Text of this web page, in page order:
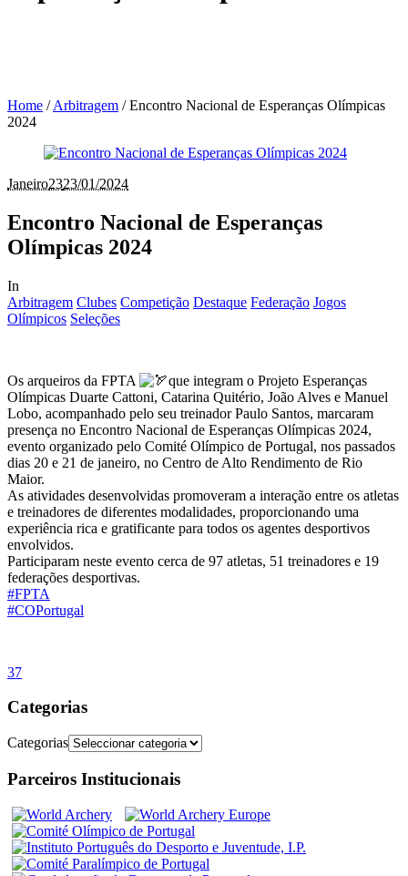
Home /Arbitragem /Encontro Nacional de Esperanças Olímpicas
2024
Janeiro2323/01/2024
Encontro Nacional de Esperanças
Olímpicas 2024
In
Arbitragem Clubes Competição Destaque Federação Jogos
Olímpicos Seleções
Os arqueiros da FPTA
que integram o Projeto Esperanças
Olímpicas Duarte Cattoni, Catarina Quitério, João Alves e Manuel
Lobo, acompanhado pelo seu treinador Paulo Santos, marcaram
presença no Encontro Nacional de Esperanças Olímpicas 2024,
evento organizado pelo Comité Olímpico de Portugal, nos passados
dias 20 e 21 de janeiro, no Centro de Alto Rendimento de Rio
Maior.
As atividades desenvolvidas promoveram a interação entre os atletas
e treinadores de diferentes modalidades, proporcionando uma
experiência rica e gratificante para todos os agentes desportivos
envolvidos.
Participaram neste evento cerca de 97 atletas, 51 treinadores e 19
federações desportivas.
#FPTA
#COPortugal
37
Categorias
Categorias
Parceiros Institucionais